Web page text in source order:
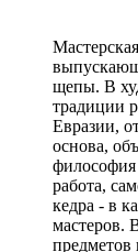
щепы. В
традиции
Евразии,
основа,
философия
работа,
кедра - в
мастеров.
предметов